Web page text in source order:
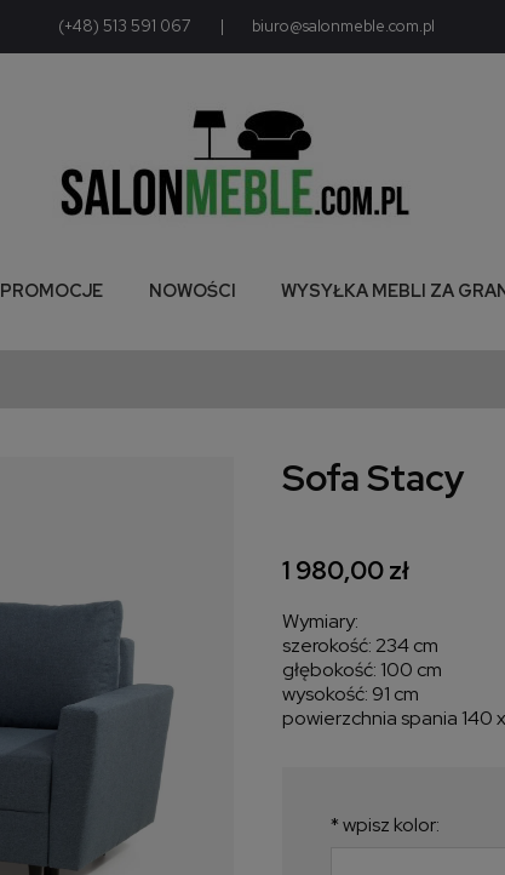
(+48) 513 591 067 | biuro@salonmeble.com.pl
PROMOCJE NOWOŚCI WYSYŁKA MEBLI ZA
Sofa Stacy
1 980,00 zł
Wymiary:
szerokość: 234 cm
głębokość: 100 cm
wysokość: 91 cm
powierzchnia spania 140
*wpisz kolor: